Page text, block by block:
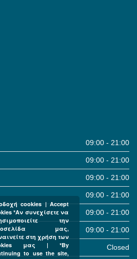
09:00 - 21:00
09:00 - 21:00
09:00 - 21:00
09:00 - 21:00
09:00 - 21:00
09:00 - 21:00
Closed
cookies | Accept
*Αν συνεχίσετε να
την
μας,
στη χρήση των
μας | *By
to use the site,